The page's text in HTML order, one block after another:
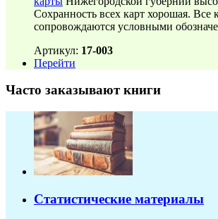
Сохранность всех карт хорошая. Все
сопровождаются условными
Артикул: 17-003
Перейти
Часто заказывают книги
Статистические материалы